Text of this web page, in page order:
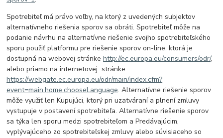
Spotrebiteľ má právo voľby, na ktorý z uvedených subjektov
alternatívneho riešenia sporov sa obráti. Spotrebiteľ môže na
podanie návrhu na alternatívne riešenie svojho spotrebiteľského
sporu použiť platformu pre riešenie sporov on-line, ktorá je
dostupná na webovej stránkehttp://ec.europa.eu/consumers/odr/,
alebo priamo na internetovej stránke
https://webgate.ec.europa.eu/odr/main/index.cfm?
event=main.home.chooseLanguage. Alternatívne riešenie sporov
môže využiť len Kupujúci, ktorý pri uzatváraní a plnení zmluvy
vystupuje v postavení spotrebiteľa. Alternatívne riešenie sporov
sa týka len sporu medzi spotrebiteľom a Predávajúcim,
vyplývajúceho zo spotrebiteľskej zmluvy alebo súvisiaceho so